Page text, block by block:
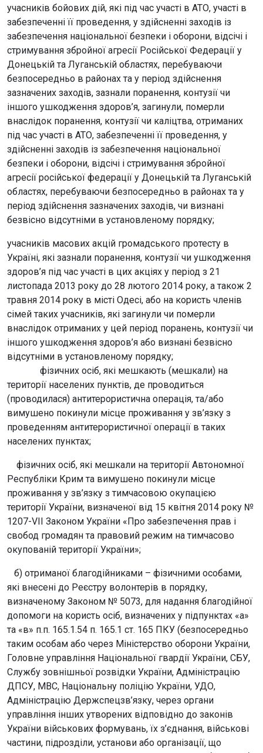
учасників бойових дій, які під час участі в АТО, участі в
забезпеченні її проведення, у здійсненні заходів із
забезпечення національної безпеки і оборони, відсічі і
стримування збройної агресії Російської Федерації у
Донецькій та Луганській областях, перебуваючи
безпосередньо в районах та у період здійснення
зазначених заходів, зазнали поранення, контузії чи
іншого ушкодження здоров’я, загинули, померли
внаслідок поранення, контузії чи каліцтва, отриманих
під час участі в АТО, забезпеченні її проведення, у
здійсненні заходів із забезпечення національної
безпеки і оборони, відсічі і стримування збройної
агресії російської федерації у Донецькій та Луганській
областях, перебуваючи безпосередньо в районах та у
період здійснення зазначених заходів, чи визнані
безвісно відсутніми в установленому порядку;
учасників масових акцій громадського протесту в
Україні, які зазнали поранення, контузії чи ушкодження
здоров’я під час участі в цих акціях у період з 21
листопада 2013 року до 28 лютого 2014 року, а також 2
травня 2014 року в місті Одесі, або на користь членів
сімей таких учасників, які загинули чи померли
внаслідок отриманих у цей період поранень, контузії чи
іншого ушкодження здоров’я або визнані безвісно
відсутніми в установленому порядку;
фізичних осіб, які мешкають (мешкали) на
території населених пунктів, де проводиться
(проводилася) антитерористична операція, та/або
вимушено покинули місце проживання у зв’язку з
проведенням антитерористичної операції в таких
населених пунктах;
фізичних осіб, які мешкали на території Автономної
Республіки Крим та вимушено покинули місце
проживання у зв’язку з тимчасовою окупацією
території України, визначеної від 15 квітня 2014 року №
1207-VII Законом України «Про забезпечення прав і
свобод громадян та правовий режим на тимчасово
окупованій території України»;
б) отриманої благодійниками – фізичними особами,
які внесені до Реєстру волонтерів в порядку,
визначеному Законом № 5073, для надання благодійної
допомоги на користь осіб, визначених у підпунктах «а»
та «в» п.п. 165.1.54 п. 165.1 ст. 165 ПКУ (безпосередньо
таким особам або через Міністерство оборони України,
Головне управління Національної гвардії України, СБУ,
Службу зовнішньої розвідки України, Адміністрацію
ДПСУ, МВС, Національну поліцію України, УДО,
Адміністрацію Держспецзв’язку, через органи
управління інших утворених відповідно до законів
України військових формувань, їх з’єднання, військові
частини, підрозділи, установи або організації, що